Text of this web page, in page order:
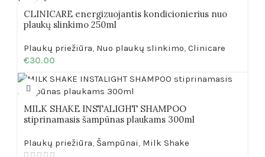
CLINICARE energizuojantis kondicionierius nuo
plaukų slinkimo 250ml
Plaukų priežiūra, Nuo plaukų slinkimo, Clinicare
€30.00
MILK SHAKE INSTALIGHT SHAMPOO
stiprinamasis šampūnas plaukams 300ml
Plaukų priežiūra, Šampūnai, Milk Shake